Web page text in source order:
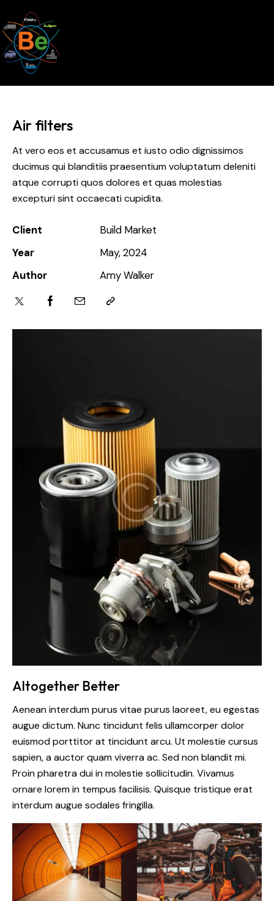
Air filters
At vero eos et accusamus et iusto odio dignissimos
ducimus qui blanditiis praesentium voluptatum deleniti
atque corrupti quos dolores et quas molestias
excepturi sint occaecati cupidita.
Client
Build Market
Year
May, 2024
Author
Amy Walker
Altogether Better
Aenean interdum purus vitae purus laoreet, eu egestas
augue dictum. Nunc tincidunt felis ullamcorper dolor
euismod porttitor at tincidunt arcu. Ut molestie cursus
sapien, a auctor quam viverra ac. Sed non blandit mi.
Proin pharetra dui in molestie sollicitudin. Vivamus
ornare lorem in tempus facilisis. Quisque tristique erat
interdum augue sodales fringilla.